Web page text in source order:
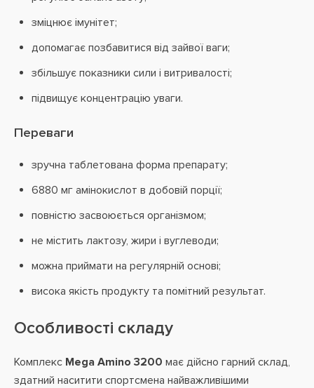
зміцнює імунітет;
допомагає позбавитися від зайвої ваги;
збільшує показники сили і витривалості;
підвищує концентрацію уваги.
Переваги
зручна таблетована форма препарату;
6880 мг амінокислот в добовій порції;
повністю засвоюється організмом;
не містить лактозу, жири і вуглеводи;
можна приймати на регулярній основі;
висока якість продукту та помітний результат.
Особливості складу
Комплекс Mega Amino 3200 має дійсно гарний склад,
здатний наситити спортсмена найважливішими